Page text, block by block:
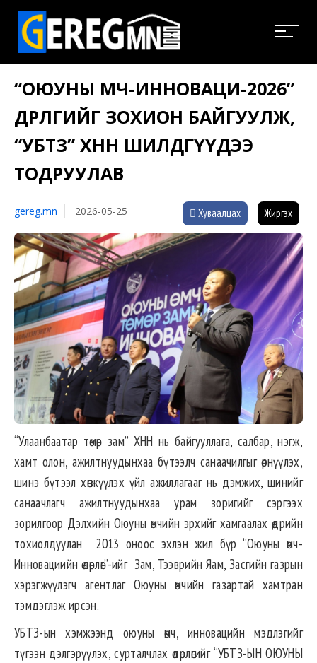
“ОЮУНЫ ӨМЧ-ИННОВАЦИ-2026”
ӨДӨРЛӨГИЙГ ЗОХИОН БАЙГУУЛЖ,
“УБТЗ” ХНН ШИЛДГҮҮДЭЭ
ТОДРУУЛАВ
gereg.mn 2026-05-25 Хуваалцах Жиргэх
“Улаанбаатар төмөр зам” ХНН нь байгууллага, салбар, нэгж,
хамт олон, ажилтнуудынхаа бүтээлч санаачилгыг өрнүүлэх,
шинэ бүтээл хөгжүүлэх үйл ажиллагааг нь дэмжих, шинийг
санаачлагч ажилтнуудынхаа урам зоригийг сэргээх
зорилгоор Дэлхийн Оюуны өмчийн эрхийг хамгаалах өдрийн
тохиолдуулан 2013 оноос эхлэн жил бүр “Оюуны өмч-
Инновациийн өдөрлөг”-ийг Зам, Тээврийн Яам, Засгийн газрын
хэрэгжүүлэгч агентлаг Оюуны өмчийн газартай хамтран
тэмдэглэж ирсэн.
УБТЗ-ын хэмжээнд оюуны өмч, инновацийн мэдлэгийг
түгээн дэлгэрүүлэх, сурталчлах өдөрлөгийг “УБТЗ-ЫН ОЮУНЫ